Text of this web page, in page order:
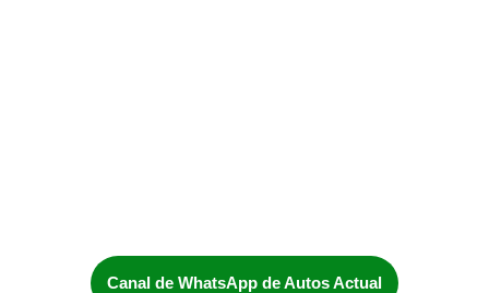
Canal de WhatsApp de Autos Actual